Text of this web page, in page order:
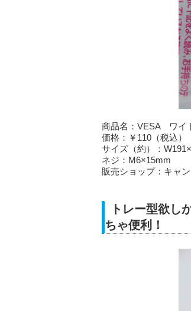
商品名：VESA ワイ
価格：￥110（税込）
サイズ（約）：
ネジ：M6×15mm
販売ショップ：キャ
トレー型欲
ちゃ便利！